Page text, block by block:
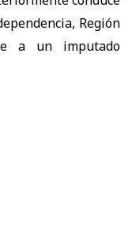
Región
a un imputado